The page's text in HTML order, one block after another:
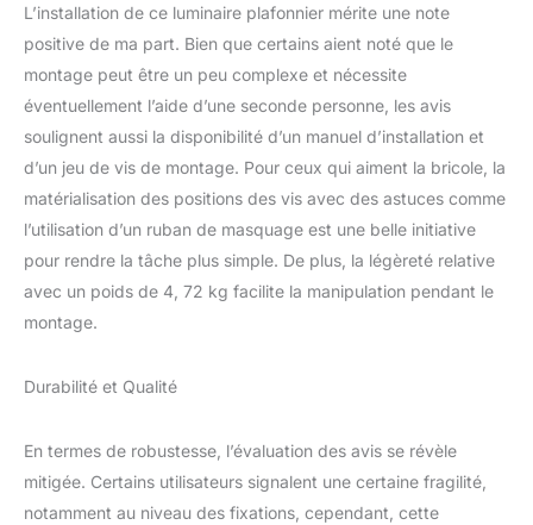
de 30 minutes permet un
arrêt automatique, tandis
que le mode nuit offre
une lumière douce et
reposante adaptée aux
moments de détente.
【Large Application &
Ambiance Confortable】
Ce luminaire intérieur
parfaitement au salon,
chambre, cuisine, salle à
une atmosphère
chaleureuse et élégante.
L’installation de ce luminaire plafonnier mérite une note
positive de ma part. Bien que certains aient noté que le
montage peut être un peu complexe et nécessite
éventuellement l’aide d’une seconde personne, les avis
soulignent aussi la disponibilité d’un manuel d’installation et
d’un jeu de vis de montage. Pour ceux qui aiment la bricole, la
matérialisation des positions des vis avec des astuces comme
l’utilisation d’un ruban de masquage est une belle initiative
pour rendre la tâche plus simple. De plus, la légèreté relative
avec un poids de 4, 72 kg facilite la manipulation pendant le
montage.
Durabilité et Qualité
En termes de robustesse, l’évaluation des avis se révèle
mitigée. Certains utilisateurs signalent une certaine fragilité,
notamment au niveau des fixations, cependant, cette